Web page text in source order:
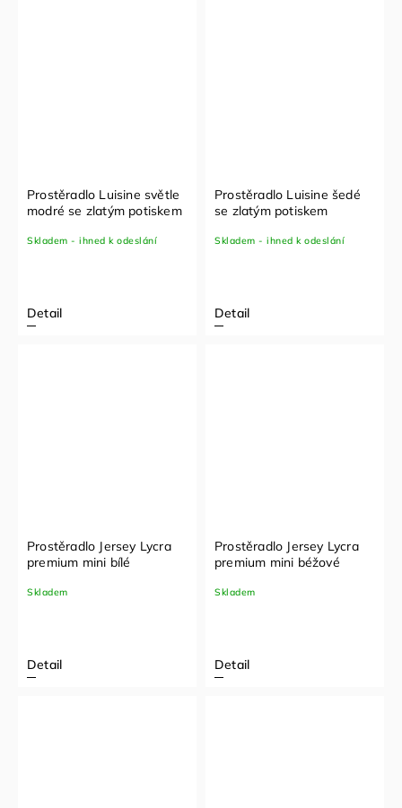
Prostěradlo Luisine světle
modré se zlatým potiskem
Skladem - ihned k odeslání
Detail
Prostěradlo Luisine šedé
se zlatým potiskem
Skladem - ihned k odeslání
Detail
Prostěradlo Jersey Lycra
premium mini bílé
Skladem
Detail
Prostěradlo Jersey Lycra
premium mini béžové
Skladem
Detail